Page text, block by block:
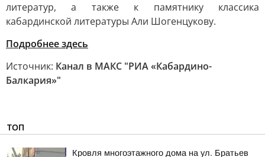
литератур, а также к памятнику классика
кабардинской литературы Али Шогенцукову.
Подробнее здесь
Источник: Канал в МАКС "РИА «Кабардино-
Балкария»"
ТОП
Кровля многоэтажного дома на ул. Братьев